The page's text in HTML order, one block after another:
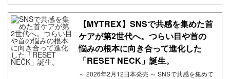
【MYTREX】SNSで共感を集めた首
ケアが第2世代へ。つらい目や首の
悩みの根本に向き合って進化した
「RESET NECK」誕生。
～ 2026年2月12日本発売 ～ SNSで共感を集めて